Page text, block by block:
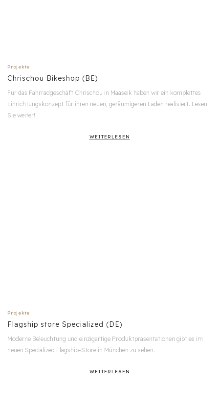
Projekte
Chrischou Bikeshop (BE)
Für das Fahrradgeschäft Chrischou in Maaseik haben wir ein komplettes
Einrichtungskonzept für ihren neuen, geräumigeren Laden realisiert. Lesen
Sie weiter!
WEITERLESEN
Projekte
Flagship store Specialized (DE)
Moderne Beleuchtung und einzigartige Produktpräsentationen gibt es im
neuen Specialized Flagship-Store in München zu sehen.
WEITERLESEN